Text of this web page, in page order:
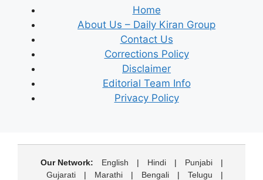
Home
About Us – Daily Kiran Group
Contact Us
Corrections Policy
Disclaimer
Editorial Team Info
Privacy Policy
Our Network: English | Hindi | Punjabi
|
Gujarati
| Marathi | Bengali | Telugu |